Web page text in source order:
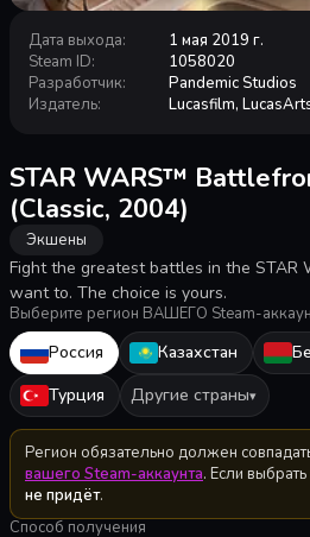
Дата выхода:
1 мая 2019 г.
Steam ID:
1058020
Разработчик:
Pandemic Studios
Издатель: Lucasfilm,
STAR WARS™
(Classic, 2004)
Экшены
Fight the greatest battles in the STAR
want to. The choice is yours.
Выберите регион ВАШЕГО Steam-
Россия Казахстан
Турция
Другие страны▾
Регион обязательно должен
вашего Steam-аккаунта. Если
не придёт.
Способ получения